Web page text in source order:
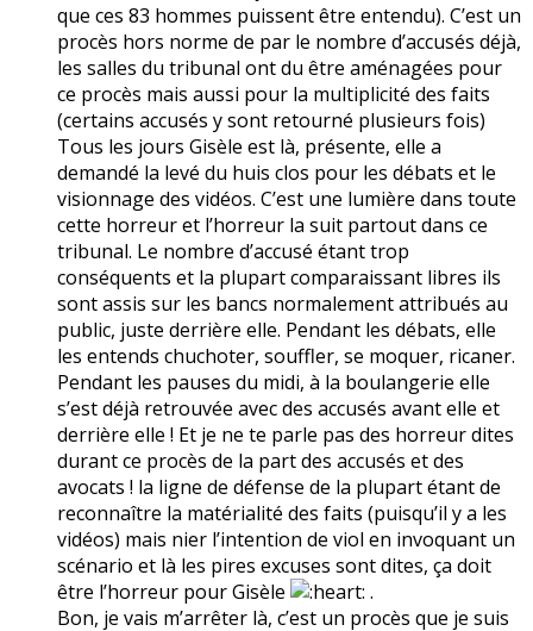
que ces 83 hommes puissent être entendu). C’est un
procès hors norme de par le nombre d’accusés déjà,
les salles du tribunal ont du être aménagées pour
ce procès mais aussi pour la multiplicité des faits
(certains accusés y sont retourné plusieurs fois)
Tous les jours Gisèle est là, présente, elle a
demandé la levé du huis clos pour les débats et le
visionnage des vidéos. C’est une lumière dans toute
cette horreur et l’horreur la suit partout dans ce
tribunal. Le nombre d’accusé étant trop
conséquents et la plupart comparaissant libres ils
sont assis sur les bancs normalement attribués au
public, juste derrière elle. Pendant les débats, elle
les entends chuchoter, souffler, se moquer, ricaner.
Pendant les pauses du midi, à la boulangerie elle
s’est déjà retrouvée avec des accusés avant elle et
derrière elle ! Et je ne te parle pas des horreur dites
durant ce procès de la part des accusés et des
avocats ! la ligne de défense de la plupart étant de
reconnaître la matérialité des faits (puisqu’il y a les
vidéos) mais nier l’intention de viol en invoquant un
scénario et là les pires excuses sont dites, ça doit
être l’horreur pour Gisèle
.
Bon, je vais m’arrêter là, c’est un procès que je suis